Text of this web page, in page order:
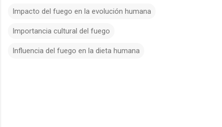
Impacto del fuego en la evolución humana
Importancia cultural del fuego
Influencia del fuego en la dieta humana